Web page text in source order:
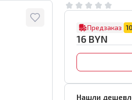
Предзаказ
16 BYN
Нашли